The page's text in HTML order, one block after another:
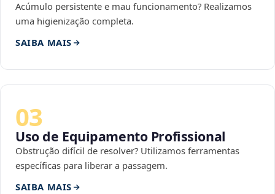
Acúmulo persistente e mau funcionamento? Realizamos
uma higienização completa.
SAIBA MAIS
03
Uso de Equipamento Profissional
Obstrução difícil de resolver? Utilizamos ferramentas
específicas para liberar a passagem.
SAIBA MAIS